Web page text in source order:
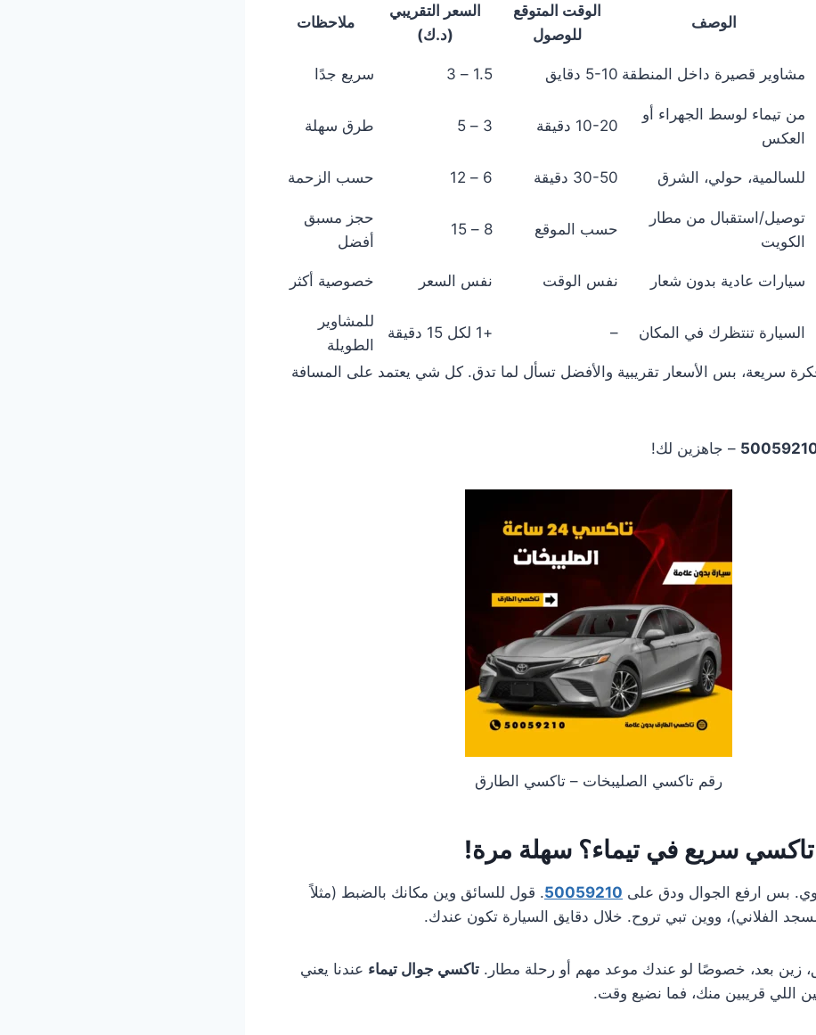
الوصف
الوقت المتوقع
للوصول
السعر التقريبي
(د.ك)
ملاحظات
مشاوير قصيرة داخل المنطقة 5-10 دقايق 1.5 – 3 سريع جدًا
من تيماء لوسط الجهراء أو
العكس
10-20 دقيقة 3 – 5 طرق سهلة
للسالمية، حولي، الشرق 30-50 دقيقة 6 – 12 حسب الزحمة
توصيل/استقبال من مطار
الكويت
حسب الموقع 8 – 15
حجز مسبق
أفضل
سيارات عادية بدون شعار نفس الوقت نفس السعر خصوصية أكثر
السيارة تنتظرك في المكان – +1 لكل 15 دقيقة
للمشاوير
الطويلة
سريعة، بس الأسعار تقريبية والأفضل تسأل لما تدق. كل شي يعتمد على المسافة
– جاهزين لك!
رقم تاكسي الصليبخات – تاكسي الطارق
سريع في تيماء؟ سهلة مرة!
خوي. بس ارفع الجوال ودق على 50059210. قول للسائق وين مكانك بالضبط (مثلاً
زين بعد، خصوصًا لو عندك موعد مهم أو رحلة مطار. تاكسي جوال تيماء عندنا يعني
اللي قريبين منك، فما نضيع وقت.